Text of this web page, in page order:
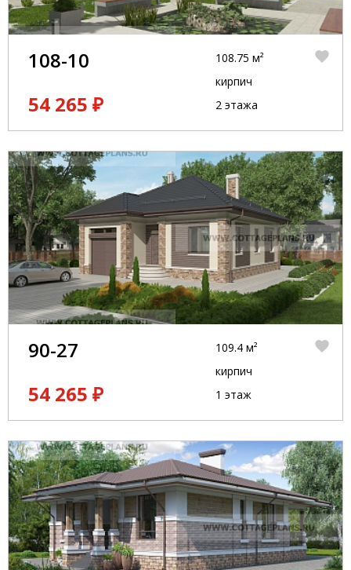
108-10
54 265 ₽
108.75 м²
кирпич
2 этажа
90-27
54 265 ₽
109.4 м²
кирпич
1 этаж